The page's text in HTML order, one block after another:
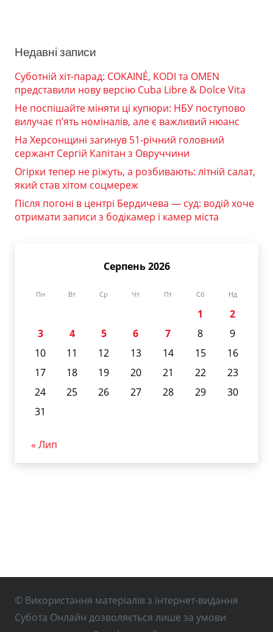
Недавні записи
Суботній хіт-парад: COKAINÉ, KODI та OMEN
представили нову версію Cuba Libre & Dolce Vita
Не поспішайте міняти ці купюри: НБУ поступово
вилучає п’ять номіналів, але є важливий нюанс
На Херсонщині загинув 51-річний головний
сержант Сергій Капітан з Овруччини
Огірки тепер не ріжуть, а розбивають: літній салат,
який став хітом соцмереж
Після погоні в центрі Бердичева — суд: водій хоче
отримати записи з бодікамер і камер міста
Серпень 2026
Пн Вт Ср Чт Пт Сб Нд
1
2
3
4 5 6 7 8
9
10
11 12 13 14 15
16
17
18 19 20 21 22
23
24
25 26 27 28 29
30
31
« Лип
© Використання матеріалів з інтернет-видання
Субота Онлайн дозволяється лише за умови